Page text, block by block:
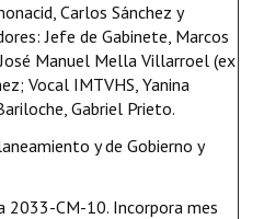
Carlos Sánchez y
Jefe de Gabinete, Marcos
Manuel Mella Villarroel (ex
Vocal IMTVHS, Yanina
Gabriel Prieto.
y de Gobierno y
2033-CM-10. Incorpora mes